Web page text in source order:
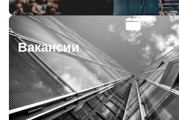
Вакансии